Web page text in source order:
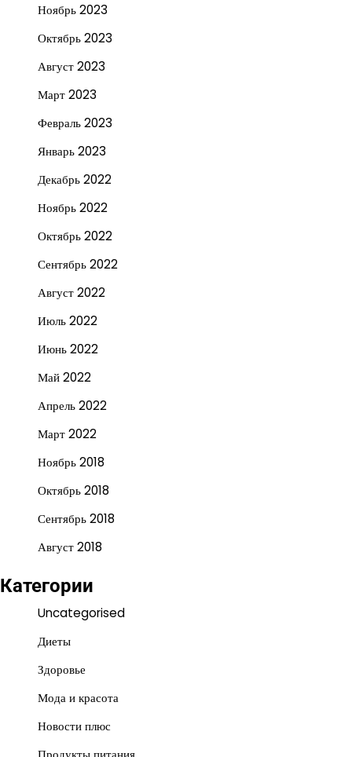
Ноябрь 2023
Октябрь 2023
Август 2023
Март 2023
Февраль 2023
Январь 2023
Декабрь 2022
Ноябрь 2022
Октябрь 2022
Сентябрь 2022
Август 2022
Июль 2022
Июнь 2022
Май 2022
Апрель 2022
Март 2022
Ноябрь 2018
Октябрь 2018
Сентябрь 2018
Август 2018
Категории
Uncategorised
Диеты
Здоровье
Мода и красота
Новости плюс